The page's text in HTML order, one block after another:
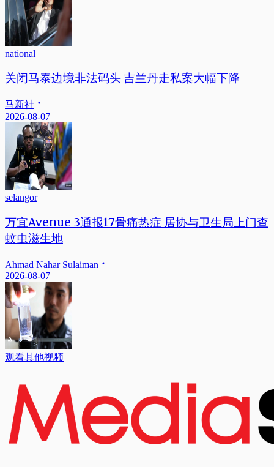
national
关闭马泰边境非法码头 吉兰丹走私案大幅下降
马新社
2026-08-07
selangor
万宜Avenue 3通报17骨痛热症 居协与卫生局上门查
蚊虫滋生地
Ahmad Nahar Sulaiman
2026-08-07
观看其他视频